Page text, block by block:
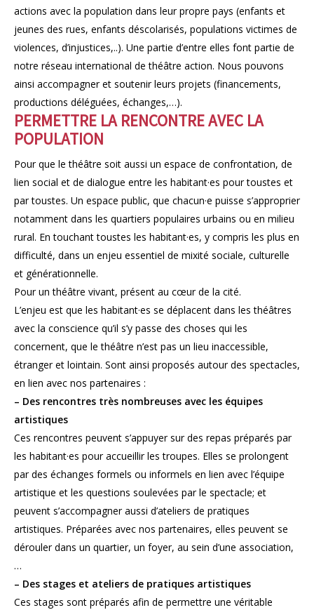
actions avec la population dans leur propre pays (enfants et
jeunes des rues, enfants déscolarisés, populations victimes de
violences, d’injustices,..). Une partie d’entre elles font partie de
notre réseau international de théâtre action. Nous pouvons
ainsi accompagner et soutenir leurs projets (financements,
productions déléguées, échanges,…).
PERMETTRE LA RENCONTRE AVEC LA
POPULATION
Pour que le théâtre soit aussi un espace de confrontation, de
lien social et de dialogue entre les habitant·es pour toustes et
par toustes. Un espace public, que chacun·e puisse s’approprier
notamment dans les quartiers populaires urbains ou en milieu
rural. En touchant toustes les habitant·es, y compris les plus en
difficulté, dans un enjeu essentiel de mixité sociale, culturelle
et générationnelle.
Pour un théâtre vivant, présent au cœur de la cité.
L’enjeu est que les habitant·es se déplacent dans les théâtres
avec la conscience qu’il s’y passe des choses qui les
concernent, que le théâtre n’est pas un lieu inaccessible,
étranger et lointain. Sont ainsi proposés autour des spectacles,
en lien avec nos partenaires :
– Des rencontres très nombreuses avec les équipes
artistiques
Ces rencontres peuvent s’appuyer sur des repas préparés par
les habitant·es pour accueillir les troupes. Elles se prolongent
par des échanges formels ou informels en lien avec l’équipe
artistique et les questions soulevées par le spectacle; et
peuvent s’accompagner aussi d’ateliers de pratiques
artistiques. Préparées avec nos partenaires, elles peuvent se
dérouler dans un quartier, un foyer, au sein d’une association,
…
– Des stages et ateliers de pratiques artistiques
Ces stages sont préparés afin de permettre une véritable